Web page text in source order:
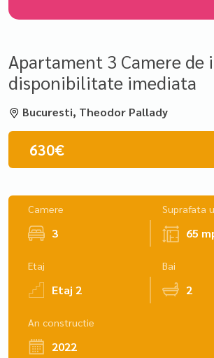
Apartament 3 Camere de
disponibilitate imediata
Bucuresti, Theodor Pallady
630€
Camere
3
Suprafata
65
Etaj
Etaj 2
Bai
2
An constructie
2022